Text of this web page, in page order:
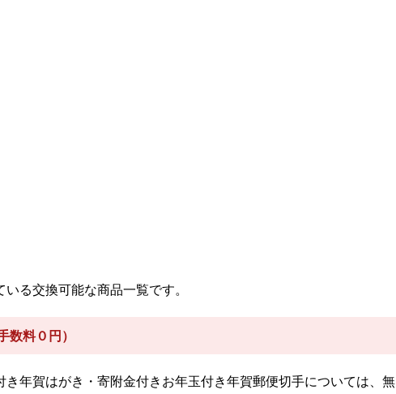
る交換可能な商品一覧です。
料０円）
年賀はがき・寄附金付きお年玉付き年賀郵便切手については、無